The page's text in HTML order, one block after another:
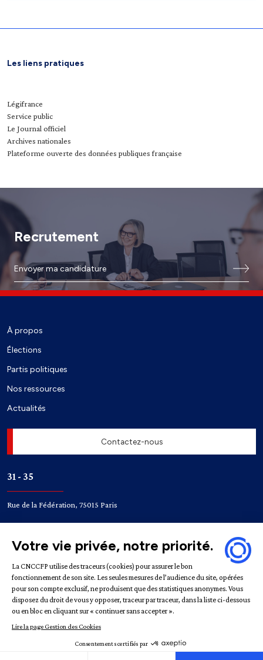
Les liens pratiques
Légifrance
Service public
Le Journal officiel
Archives nationales
Plateforme ouverte des données publiques française
Recrutement
Envoyer ma candidature
À propos
Élections
Partis politiques
Nos ressources
Actualités
Contactez-nous
31 - 35
Rue de la Fédération, 75015 Paris
Bir-Hakeim Champ de Mars
Mentions légales Politique de confidentialité
Gestion des
cookies